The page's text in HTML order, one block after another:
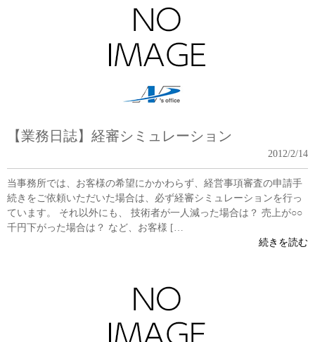
【業務日誌】経審シミュレーション
2012/2/14
当事務所では、お客様の希望にかかわらず、経営事項審査の申請手
続きをご依頼いただいた場合は、必ず経審シミュレーションを行っ
ています。 それ以外にも、 技術者が一人減った場合は？ 売上が○○
千円下がった場合は？ など、お客様 […
続きを読む